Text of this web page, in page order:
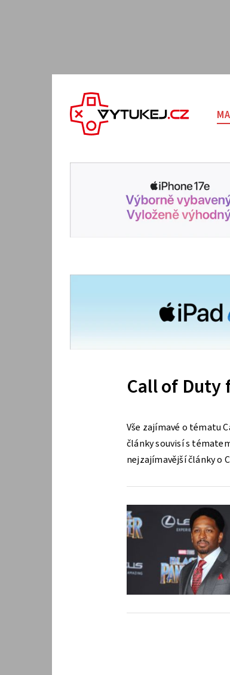
Call of Duty
Vše zajímavé o tématu
články souvisí s
nejzajímavější články o